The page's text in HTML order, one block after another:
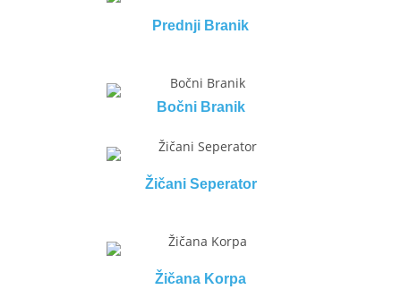
Prednji Branik
Bočni Branik
Žičani Seperator
Žičana Korpa